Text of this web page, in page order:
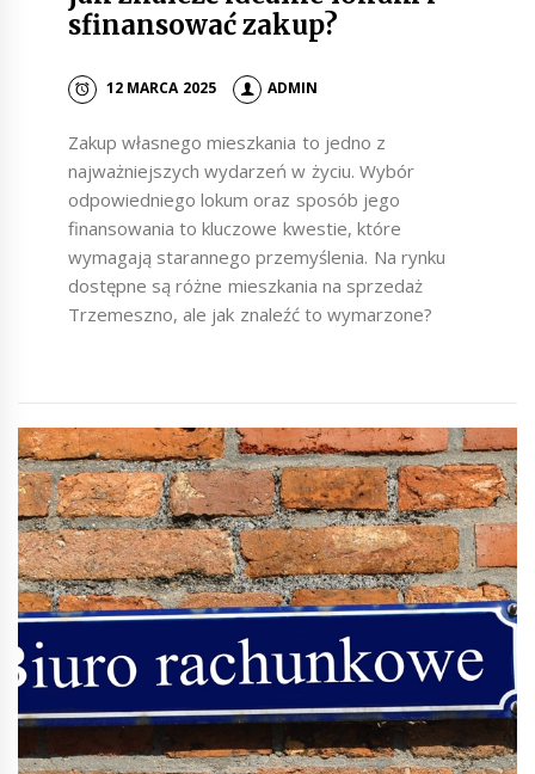
sfinansować zakup?
12 MARCA 2025 ADMIN
Zakup własnego mieszkania to jedno z
najważniejszych wydarzeń w życiu. Wybór
odpowiedniego lokum oraz sposób jego
finansowania to kluczowe kwestie, które
wymagają starannego przemyślenia. Na rynku
dostępne są różne mieszkania na sprzedaż
Trzemeszno, ale jak znaleźć to wymarzone?